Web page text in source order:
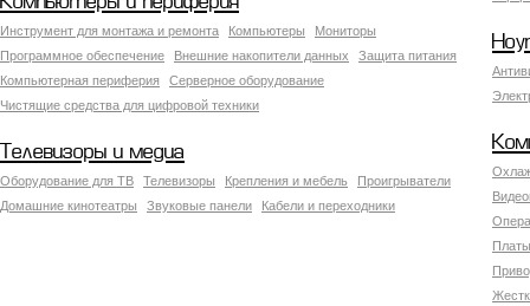
Инструмент для монтажа и ремонта Компьютеры
Мониторы
Программное обеспечение
Внешние накопители данных
Защита питания
Компьютерная периферия
Серверное оборудование
Чистящие средства для цифровой техники
Телевизоры и медиа
Оборудование для ТВ Телевизоры Крепления и мебель
Проигрыватели
Домашние кинотеатры
Звуковые панели Кабели и переходники